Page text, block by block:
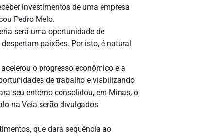
investimentos de uma empresa
Pedro Melo.
será uma oportunidade de
paixões. Por isto, é natural
o progresso econômico e a
de trabalho e viabilizando
seu entorno consolidou, em Minas, o
na Veia serão divulgados
que dará sequência ao